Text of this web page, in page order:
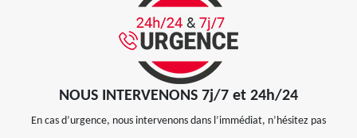
NOUS INTERVENONS 7j/7 et 24h/24
En cas d’urgence, nous intervenons dans l’immédiat, n’hésitez pas